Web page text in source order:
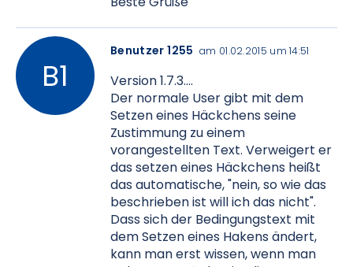
Benutzer 1255 am 01.02.2015 um 14:51
Version 1.7.3....
Der normale User gibt mit dem
Setzen eines Häckchens seine
Zustimmung zu einem
vorangestellten Text. Verweigert er
das setzen eines Häckchens heißt
das automatische, "nein, so wie das
beschrieben ist will ich das nicht".
Dass sich der Bedingungstext mit
dem Setzen eines Hakens ändert,
kann man erst wissen, wenn man